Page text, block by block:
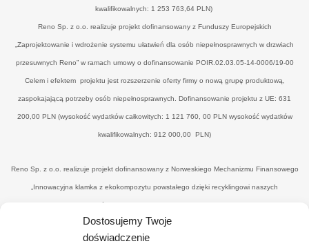
Dostosujemy Twoje
doświadczenie
kwalifikowalnych: 1 253 763,64 PLN)
Reno Sp. z o.o. realizuje projekt dofinansowany z Funduszy Europejskich
„Zaprojektowanie i wdrożenie systemu ułatwień dla osób niepełnosprawnych w drzwiach
przesuwnych Reno” w ramach umowy o dofinansowanie POIR.02.03.05-14-0006/19-00
Celem i efektem projektu jest rozszerzenie oferty firmy o nową grupę produktową,
zaspokajającą potrzeby osób niepełnosprawnych. Dofinansowanie projektu z UE: 631
200,00 PLN (wysokość wydatków całkowitych: 1 121 760, 00 PLN wysokość wydatków
kwalifikowalnych: 912 000,00 PLN)
Reno Sp. z o.o. realizuje projekt dofinansowany z Norweskiego Mechanizmu Finansowego
„Innowacyjna klamka z ekokompozytu powstałego dzięki recyklingowi naszych
poprodukcyjnych odpadów drzewnych’" w ramach umowy o dofinansowanie UWP-
NORW.19.01.04-14-0041/20-00. Celem i efektemjest uzyskanie nowego, konkurencyjnego
produktu - eko-klamki, zredukowanie ilości drewnopochodnych odpadów przez wtórne ich